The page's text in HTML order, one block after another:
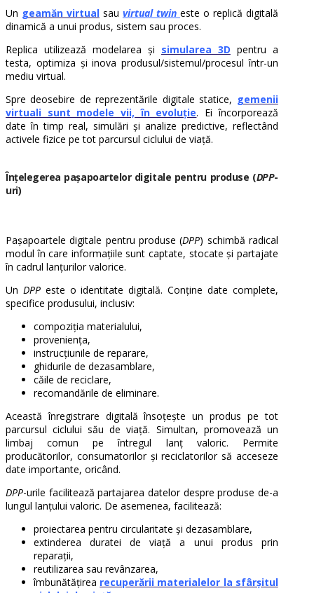
Un geamăn virtualsau virtual twin este o replică digitală
dinamică a unui produs, sistem sau proces.
Replica utilizează modelarea și simularea 3D pentru a
testa, optimiza și inova produsul/sistemul/procesul într-un
mediu virtual.
Spre deosebire de reprezentările digitale statice, gemenii
virtuali sunt modele vii, în evoluție. Ei încorporează
date în timp real, simulări și analize predictive, reflectând
activele fizice pe tot parcursul ciclului de viață.
Înțelegerea pașapoartelor digitale pentru produse (DPP-
uri)
Pașapoartele digitale pentru produse (DPP) schimbă radical
modul în care informațiile sunt captate, stocate și partajate
în cadrul lanțurilor valorice.
Un DPPeste o identitate digitală. Conține date complete,
specifice produsului, inclusiv:
compoziția materialului,
proveniența,
instrucțiunile de reparare,
ghidurile de dezasamblare,
căile de reciclare,
recomandările de eliminare.
Această înregistrare digitală însoțește un produs pe tot
parcursul ciclului său de viață. Simultan, promovează un
limbaj comun pe întregul lanț valoric. Permite
producătorilor, consumatorilor și reciclatorilor să acceseze
date importante, oricând.
DPP-urile facilitează partajarea datelor despre produse de-a
lungul lanțului valoric. De asemenea, facilitează:
proiectarea pentru circularitate și dezasamblare,
extinderea duratei de viață a unui produs prin
reparații,
reutilizarea sau revânzarea,
îmbunătățirea recuperării materialelor la sfârșitul